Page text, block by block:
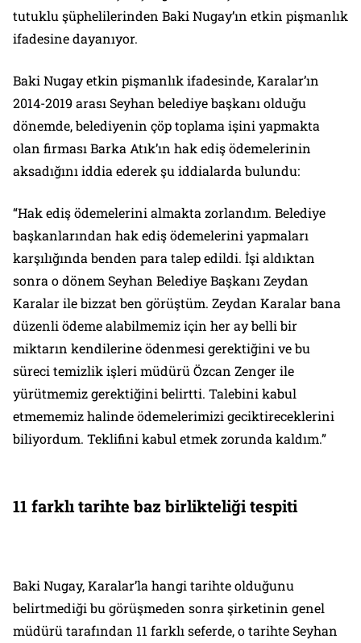
tutuklu şüphelilerinden Baki Nugay’ın etkin pişmanlık
ifadesine dayanıyor.
Baki Nugay etkin pişmanlık ifadesinde, Karalar’ın
2014-2019 arası Seyhan belediye başkanı olduğu
dönemde, belediyenin çöp toplama işini yapmakta
olan firması Barka Atık’ın hak ediş ödemelerinin
aksadığını iddia ederek şu iddialarda bulundu:
“Hak ediş ödemelerini almakta zorlandım. Belediye
başkanlarından hak ediş ödemelerini yapmaları
karşılığında benden para talep edildi. İşi aldıktan
sonra o dönem Seyhan Belediye Başkanı Zeydan
Karalar ile bizzat ben görüştüm. Zeydan Karalar bana
düzenli ödeme alabilmemiz için her ay belli bir
miktarın kendilerine ödenmesi gerektiğini ve bu
süreci temizlik işleri müdürü Özcan Zenger ile
yürütmemiz gerektiğini belirtti. Talebini kabul
etmememiz halinde ödemelerimizi geciktireceklerini
biliyordum. Teklifini kabul etmek zorunda kaldım.”
11 farklı tarihte baz birlikteliği tespiti
Baki Nugay, Karalar’la hangi tarihte olduğunu
belirtmediği bu görüşmeden sonra şirketinin genel
müdürü tarafından 11 farklı seferde, o tarihte Seyhan